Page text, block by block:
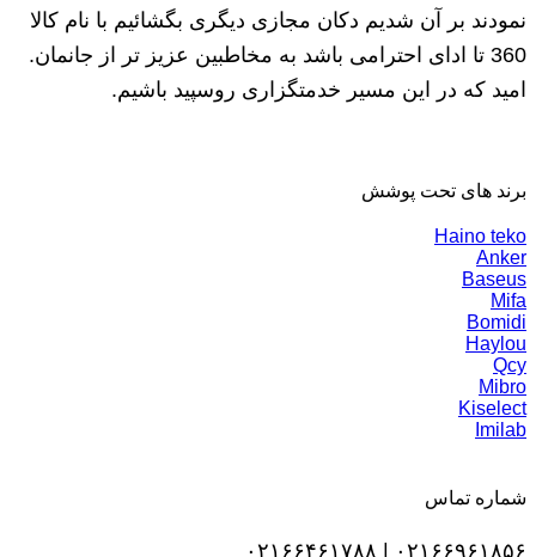
نمودند بر آن شدیم دکان مجازی دیگری بگشائیم با نام کالا
360 تا ادای احترامی باشد به مخاطبین عزیز تر از جانمان.
امید که در این مسیر خدمتگزاری روسپید باشیم.
برند های تحت پوشش
Haino teko
Anker
Baseus
Mifa
Bomidi
Haylou
Qcy
Mibro
Kiselect
Imilab
شماره تماس
۰۲۱۶۶۹۶۱۸۵۶ | ۰۲۱۶۶۴۶۱۷۸۸